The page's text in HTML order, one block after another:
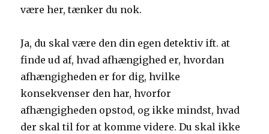
være her, tænker du nok.
Ja, du skal være den din egen detektiv ift. at
finde ud af, hvad afhængighed er, hvordan
afhængigheden er for dig, hvilke
konsekvenser den har, hvorfor
afhængigheden opstod, og ikke mindst, hvad
der skal til for at komme videre. Du skal ikke